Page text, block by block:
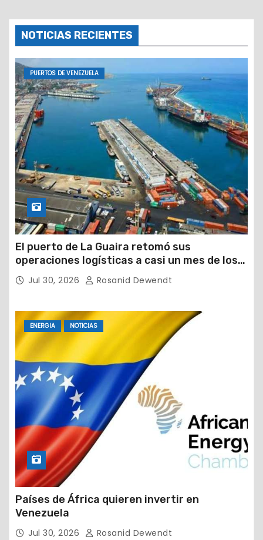
NOTICIAS RECIENTES
PUERTOS DE VENEZUELA
El puerto de La Guaira retomó sus
operaciones logísticas a casi un mes de los
devastadores terremotos
Jul 30, 2026 Rosanid Dewendt
ENERGIA NOTICIAS
Países de África quieren invertir en
Venezuela
Jul 30, 2026 Rosanid Dewendt